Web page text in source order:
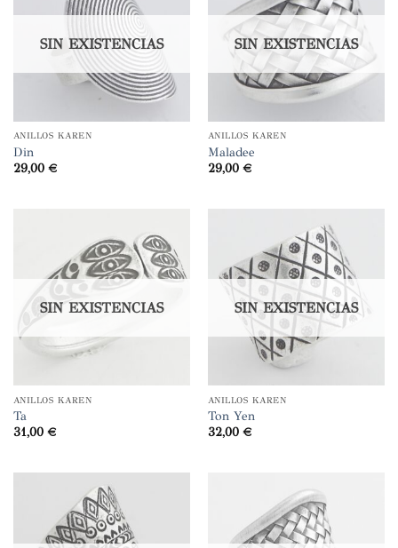
SIN EXISTENCIAS
ANILLOS KAREN
Din
29,00 €
SIN EXISTENCIAS
ANILLOS KAREN
Maladee
29,00 €
SIN EXISTENCIAS
ANILLOS KAREN
Ta
31,00 €
SIN EXISTENCIAS
ANILLOS KAREN
Ton Yen
32,00 €